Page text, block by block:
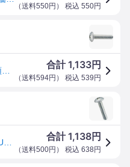
（送料550円 ） 税込 550円
合計1,133円
（送料594円 ） 税込 539 円
合計1,138円
（送料500円 ） 税込 638 円